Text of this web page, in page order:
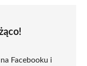
Facebooku i